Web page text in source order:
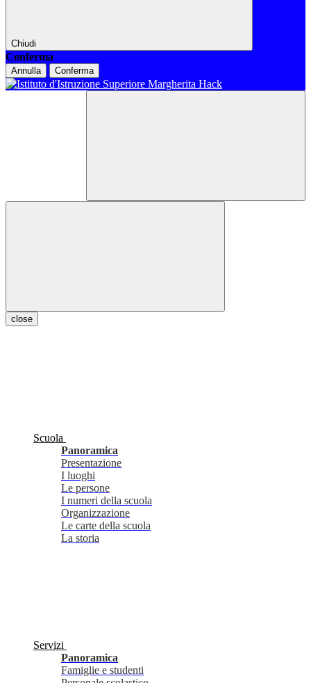
Chiudi
Conferma
Annulla Conferma
close
Scuola
Panoramica
Presentazione
I luoghi
Le persone
I numeri della scuola
Organizzazione
Le carte della scuola
La storia
Servizi
Panoramica
Famiglie e studenti